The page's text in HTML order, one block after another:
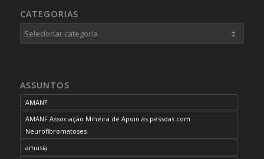
CATEGORIAS
Categorias
ASSUNTOS
AMANF
AMANF Associação Mineira de Apoio às pessoas com
Neurofibromatoses
amusia